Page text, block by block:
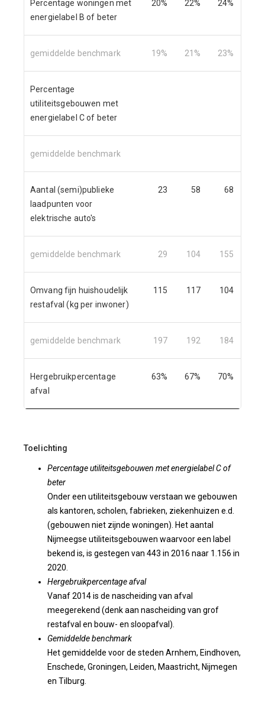
Percentage woningen met
energielabel B of beter
20% 22% 24%
gemiddelde benchmark 19% 21% 23%
Percentage
utiliteitsgebouwen met
energielabel C of beter
gemiddelde benchmark
Aantal (semi)publieke
laadpunten voor
elektrische auto's
23 58 68
gemiddelde benchmark 29 104 155
Omvang fijn huishoudelijk
restafval (kg per inwoner)
115 117 104
gemiddelde benchmark 197 192 184
Hergebruikpercentage
afval
63% 67% 70%
Toelichting
Percentage utiliteitsgebouwen met energielabel C of
beter
Onder een utiliteitsgebouw verstaan we gebouwen
als kantoren, scholen, fabrieken, ziekenhuizen e.d.
(gebouwen niet zijnde woningen). Het aantal
Nijmeegse utiliteitsgebouwen waarvoor een label
bekend is, is gestegen van 443 in 2016 naar 1.156 in
2020.
Hergebruikpercentage afval
Vanaf 2014 is de nascheiding van afval
meegerekend (denk aan nascheiding van grof
restafval en bouw- en sloopafval).
Gemiddelde benchmark
Het gemiddelde voor de steden Arnhem, Eindhoven,
Enschede, Groningen, Leiden, Maastricht, Nijmegen
en Tilburg.